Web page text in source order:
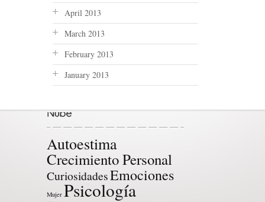
April 2013
March 2013
February 2013
January 2013
Autoestima
Crecimiento Personal
CuriosidadesEmociones
Mujer Psicología